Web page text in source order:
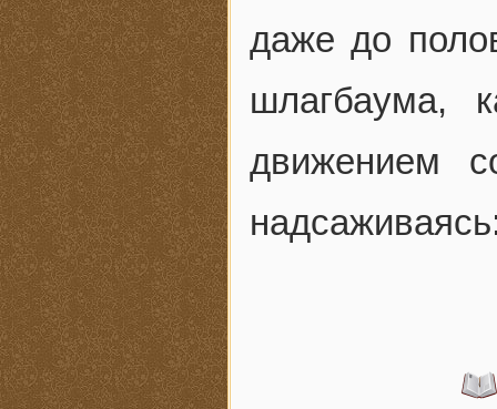
даже до
шлагбаума,
движением